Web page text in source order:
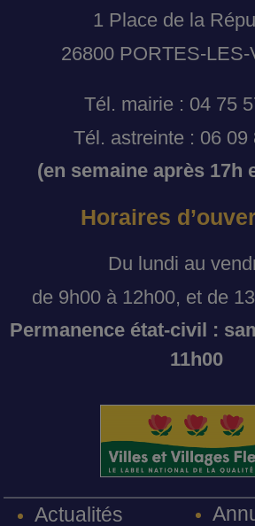
1 Place de la
26800 PORTES-
Tél. mairie : 04 75
Tél. astreinte : 06 09
(en semaine après 17h
Horaires
Du lundi au
de 9h00 à 12h00, et de
Permanence état-civil :
11h00
Actualités